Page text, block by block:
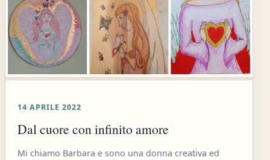
14 APRILE 2022
Dal cuore con infinito amore
Mi chiamo Barbara e sono una donna creativa ed